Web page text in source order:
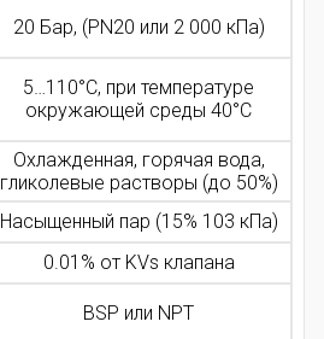
20 Бар, (PN20 или 2 000 кПа)
5…110°C, при температуре
окружающей среды 40°C
Охлажденная, горячая вода,
гликолевые растворы (до 50%)
Насыщенный пар (15% 103 кПа)
0.01% от KVs клапана
BSP или NPT